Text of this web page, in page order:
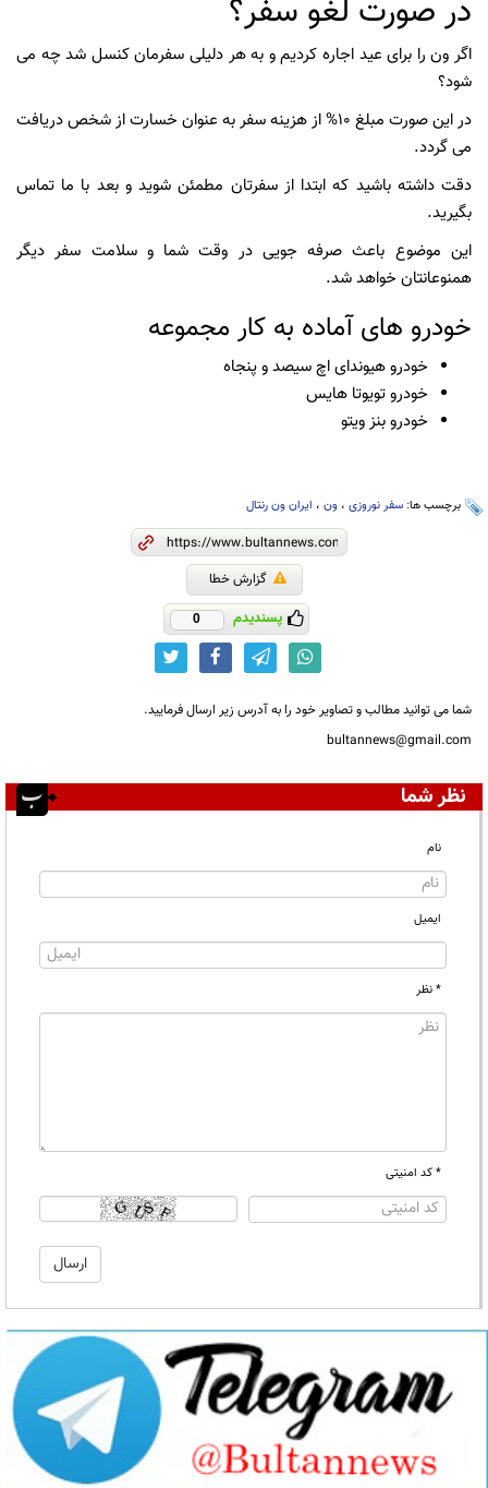
در صورت لغو سفر؟
اگر ون را برای عید اجاره کردیم و به هر دلیلی سفرمان کنسل شد چه می
شود؟
در این صورت مبلغ 10% از هزینه سفر به عنوان خسارت از شخص دریافت
می گردد.
دقت داشته باشید که ابتدا از سفرتان مطمئن شوید و بعد با ما تماس
بگیرید.
این موضوع باعث صرفه جویی در وقت شما و سلامت سفر دیگر
همنوعانتان خواهد شد.
خودرو های آماده به کار مجموعه
خودرو هیوندای اچ سیصد و پنجاه
خودرو تویوتا هایس
خودرو بنز ویتو
برچسب ها: سفر نوروزی ، ون ، ایران ون رنتال
گزارش خطا
پسندیدم 0
شما می توانید مطالب و تصاویر خود را به آدرس زیر ارسال فرمایید.
bultannews@gmail.com
نظر شما
نام
ایمیل
* نظر
* کد امنیتی